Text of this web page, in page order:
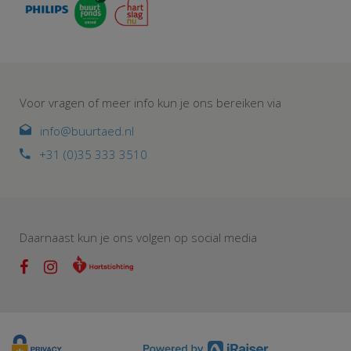
Voor vragen of meer info kun je ons bereiken via
info@buurtaed.nl
+31 (0)35 333 3510
Daarnaast kun je ons volgen op social media